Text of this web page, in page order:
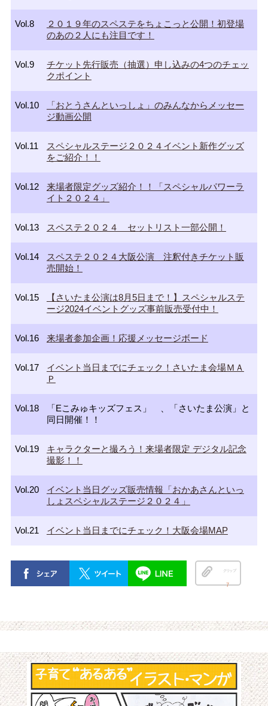
Vol.8
２０１９年のスペステをちょこっと公開！初登場
のあの２人にも注目です！
Vol.9
チケット先行販売（抽選）申し込みの4つのチェッ
クポイント
Vol.10
「おとうさんといっしょ」のみんなからメッセー
ジ動画公開
Vol.11
スペシャルステージ２０２４イベント新作グッズ
をご紹介！！
Vol.12
来場者限定グッズ紹介！！「スペシャルパワーラ
イト２０２４」
Vol.13 スペステ２０２４ セットリスト一部公開！
Vol.14
スペステ２０２４大阪公演 注釈付きチケット販
売開始！
Vol.15
【さいたま公演は8月5日まで！】スペシャルステ
ージ2024イベントグッズ事前販売受付中！
Vol.16 来場者参加企画！応援メッセージボード
Vol.17
イベント当日までにチェック！さいたま会場ＭＡ
Ｐ
Vol.18
「Eこみゅキッズフェス」 、「さいたま公演」と
同日開催！！
Vol.19
キャラクターと撮ろう！来場者限定 デジタル記念
撮影！！
Vol.20
イベント当日グッズ販売情報「おかあさんといっ
しょスペシャルステージ２０２４」
Vol.21 イベント当日までにチェック！大阪会場MAP
クリップ
7